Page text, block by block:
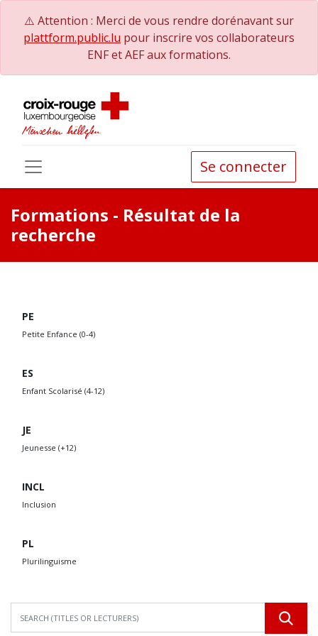
⚠️ Attention : Merci de vous rendre dorénavant sur
plattform.public.lu pour inscrire vos collaborateurs
ENF et AEF aux formations.
Se connecter
Formations - Résultat de la
recherche
PE
Petite Enfance (0-4)
ES
Enfant Scolarisé (4-12)
JE
Jeunesse (+12)
INCL
Inclusion
PL
Plurilinguisme